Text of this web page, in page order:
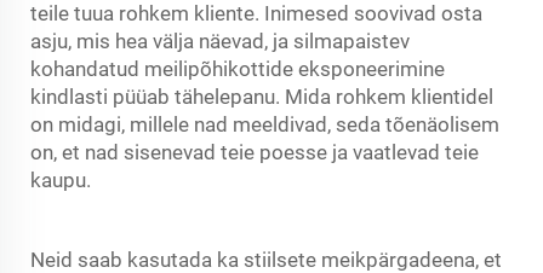
teile tuua rohkem kliente. Inimesed soovivad osta
asju, mis hea välja näevad, ja silmapaistev
kohandatud meilipõhikottide eksponeerimine
kindlasti püüab tähelepanu. Mida rohkem klientidel
on midagi, millele nad meeldivad, seda tõenäolisem
on, et nad sisenevad teie poesse ja vaatlevad teie
kaupu.
Neid saab kasutada ka stiilsete meikpärgadeena, et